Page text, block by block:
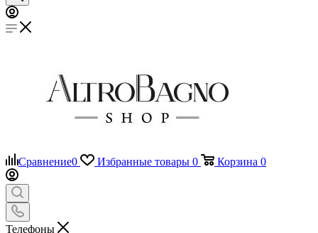
Сравнение0 Избранные товары 0 Корзина 0
Телефоны